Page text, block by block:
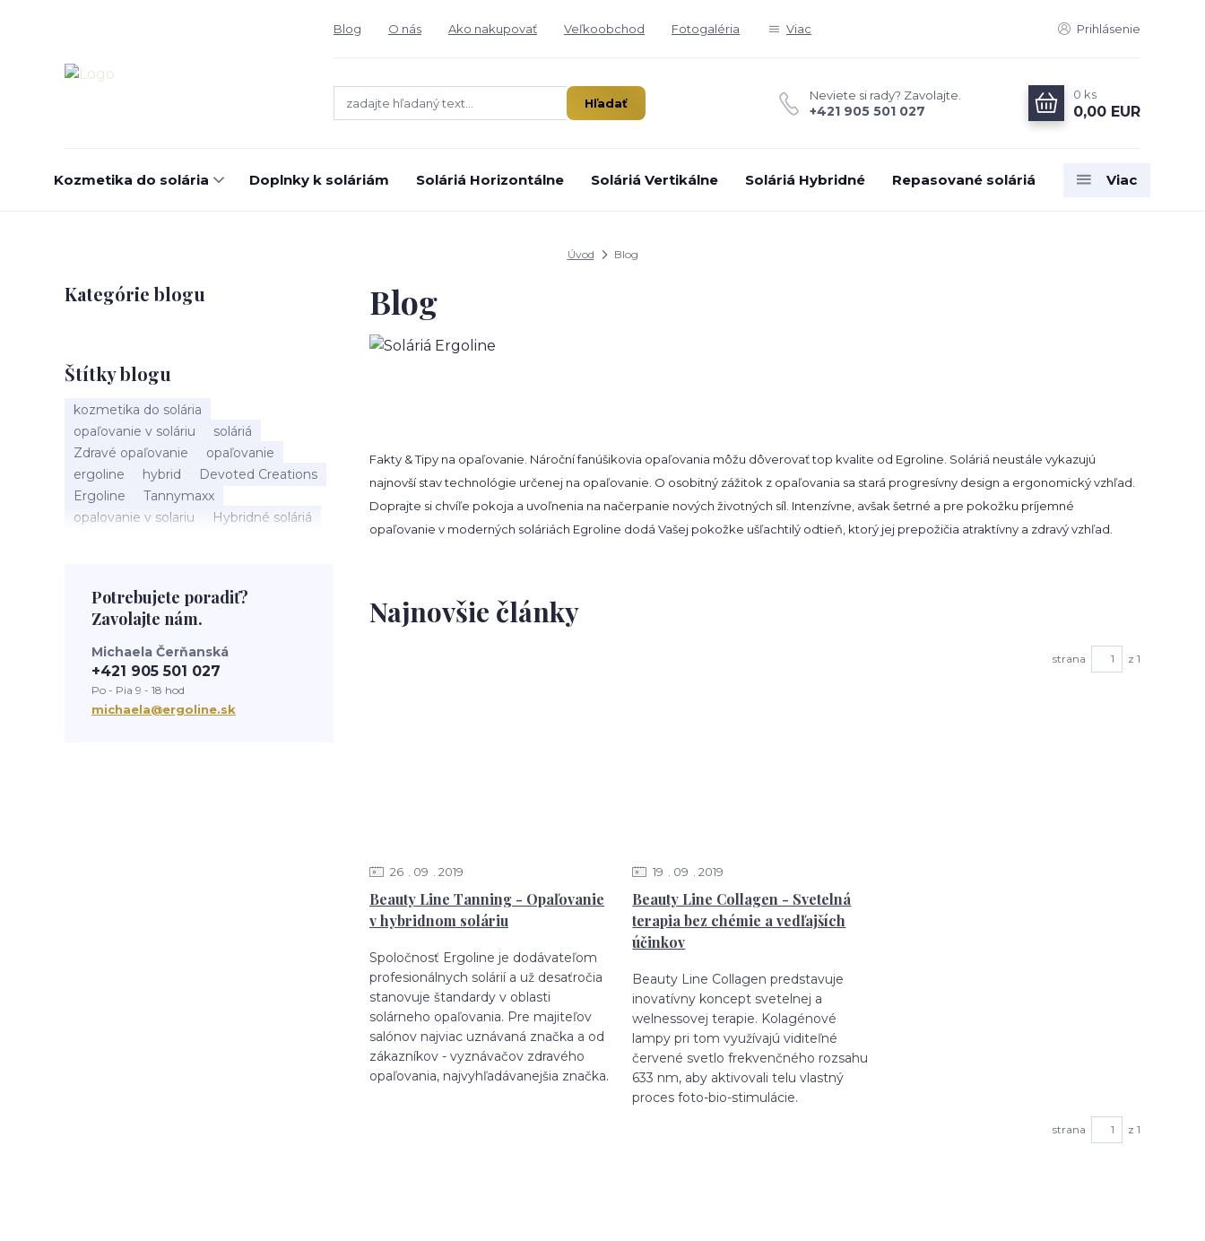
Blog O nás Ako nakupovať Veľkoobchod Fotogaléria Viac Prihlásenie
Hľadať
Neviete si rady? Zavolajte.
+421 905 501 027
0 ks
0,00 EUR
Kozmetika do solária Doplnky k soláriám Soláriá Horizontálne Soláriá Vertikálne Soláriá Hybridné Repasované soláriá Viac
Úvod Blog
Kategórie blogu
Štítky blogu
kozmetika do solária
opaľovanie v soláriu
soláriá
Zdravé opaľovanie
opaľovanie
ergoline
hybrid
Devoted Creations
Ergoline
Tannymaxx
opalovanie v solariu
Hybridné soláriá
tanning
UV trubice
novinky
devoted creations
rýchle opálenie
Potrebujete poradiť?
Zavolajte nám.
Michaela Čerňanská
+421 905 501 027
Po - Pia 9 - 18 hod
michaela@ergoline.sk
Blog
Fakty & Tipy na opaľovanie. Nároční fanúšikovia opaľovania môžu dôverovať top kvalite od Egroline. Soláriá neustále vykazujú
najnovší stav technológie určenej na opaľovanie. O osobitný zážitok z opaľovania sa stará progresívny design a ergonomický vzhľad.
Doprajte si chvíľe pokoja a uvoľnenia na načerpanie nových životných síl. Intenzívne, avšak šetrné a pre pokožku príjemné
opaľovanie v moderných soláriách Egroline dodá Vašej pokožke ušľachtilý odtieň, ktorý jej prepožičia atraktívny a zdravý vzhľad.
Najnovšie články
strana z 1
Beauty Line Tanning - Opaľovanie
v hybridnom soláriu
26 09 2019
Spoločnosť Ergoline je dodávateľom
profesionálnych solárií a už desaťročia
stanovuje štandardy v oblasti
solárneho opaľovania. Pre majiteľov
salónov najviac uznávaná značka a od
zákazníkov - vyznávačov zdravého
opaľovania, najvyhľadávanejšia značka.
Beauty Line Collagen - Svetelná
terapia bez chémie a vedľajších
účinkov
19 09 2019
Beauty Line Collagen predstavuje
inovatívny koncept svetelnej a
welnessovej terapie. Kolagénové
lampy pri tom využívajú viditeľné
červené svetlo frekvenčného rozsahu
633 nm, aby aktivovali telu vlastný
proces foto-bio-stimulácie.
strana z 1